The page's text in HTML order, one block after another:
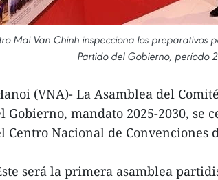
Mai Van Chinh inspecciona los
Partido del Gobierno, período
(VNA)- La Asamblea del
Gobierno, mandato 2025-2030, se
Centro Nacional de Convenciones
será la primera asamblea